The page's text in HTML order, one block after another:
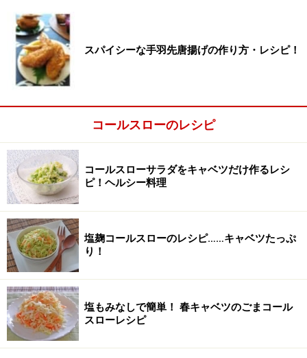
2
カレーコールスローの調味料（マヨネーズ、粒マスター
ド、カレー粉、醤油、はちみつ）を合わせ、混ぜます。
マヨネーズや粒マスタードなどは後から追加することも
可能です。味をみて調整してください。
スパイシーな手羽先唐揚げの作り方・レシピ！
コールスローのレシピ
コールスローサラダをキャベツだけ作るレシ
ピ！ヘルシー料理
塩麹コールスローのレシピ……キャベツたっぷ
り！
塩もみなしで簡単！ 春キャベツのごまコール
スローレシピ